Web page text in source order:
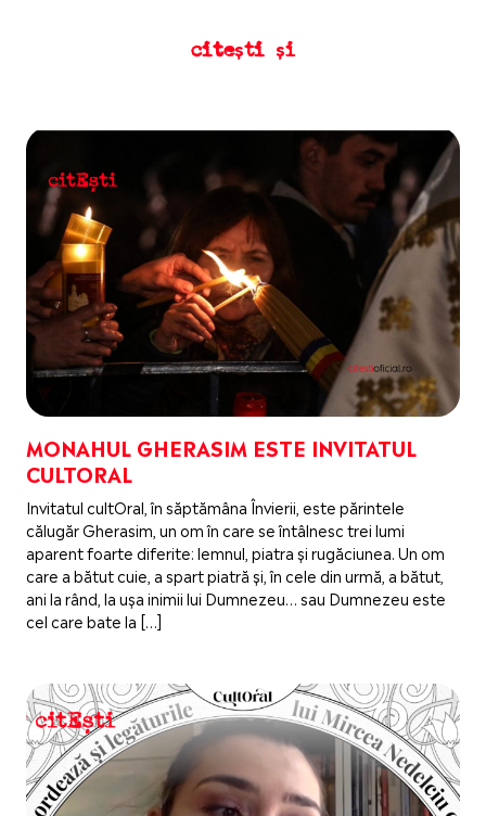
citești și
MONAHUL GHERASIM ESTE INVITATUL
CULTORAL
Invitatul cultOral, în săptămâna Învierii, este părintele
călugăr Gherasim, un om în care se întâlnesc trei lumi
aparent foarte diferite: lemnul, piatra și rugăciunea. Un om
care a bătut cuie, a spart piatră și, în cele din urmă, a bătut,
ani la rând, la ușa inimii lui Dumnezeu… sau Dumnezeu este
cel care bate la […]